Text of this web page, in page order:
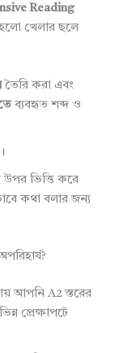
Reading
হলো খেলার ছলে
তৈরি করা এবং
ব্যবহৃত শব্দ ও
ভিত্তি করে
কথা বলার জন্য
আপনি A2 স্তরের
প্রেক্ষাপটে